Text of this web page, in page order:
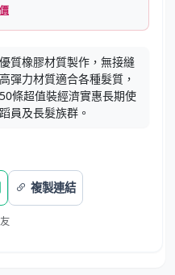
質橡膠材質製作，無接縫
彈力材質適合各種髮質，
條超值裝經濟實惠長期使
員及長髮族群。
複製連結